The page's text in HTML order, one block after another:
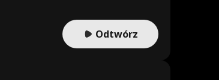
Odtwórz